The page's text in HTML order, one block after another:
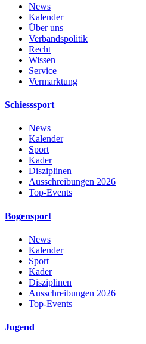
News
Kalender
Über uns
Verbandspolitik
Recht
Wissen
Service
Vermarktung
Schiesssport
News
Kalender
Sport
Kader
Disziplinen
Ausschreibungen 2026
Top-Events
Bogensport
News
Kalender
Sport
Kader
Disziplinen
Ausschreibungen 2026
Top-Events
Jugend